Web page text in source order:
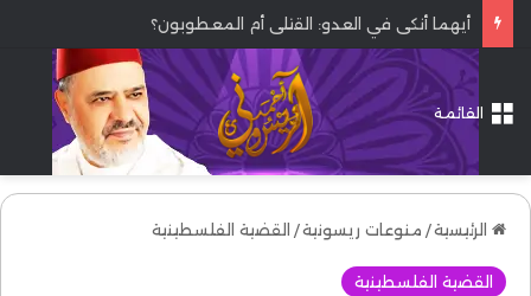
أيهما أنكى في العدو: القتلى أم المعطوبون؟
القائمة
الرئيسية/ منوعات ريسونية/ القضية الفلسطينية
القضية الفلسطينية